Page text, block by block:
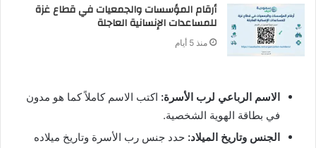
أرقام المؤسسات والجمعيات في قطاع غزة
للمساعدات الإنسانية العاجلة
منذ 5 أيام
الاسم الرباعي لرب الأسرة: اكتب الاسم كاملاً كما هو مدون
في بطاقة الهوية الشخصية.
الجنس وتاريخ الميلاد: حدد جنس رب الأسرة وتاريخ ميلاده